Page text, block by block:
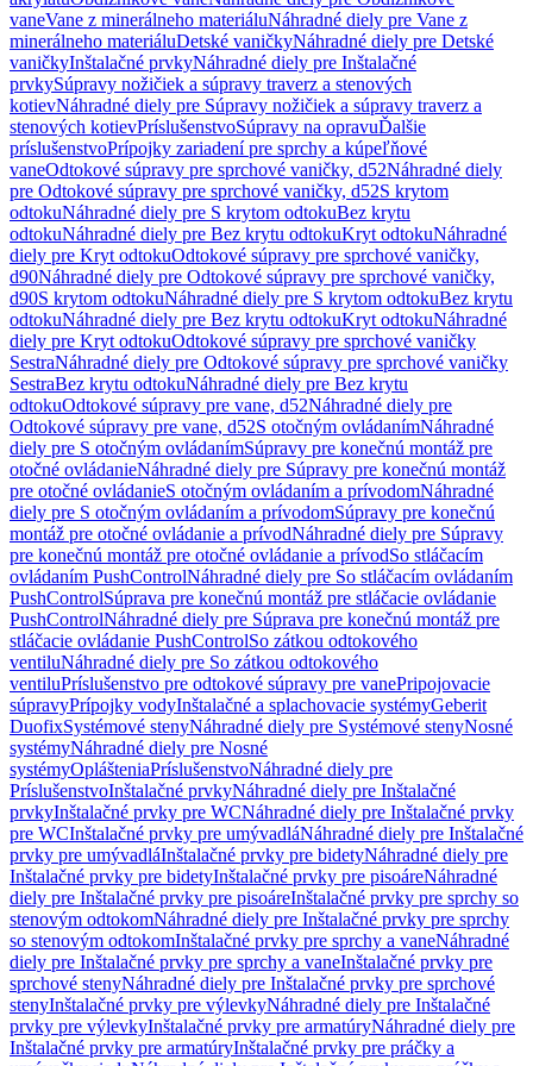
vaneVane z minerálneho materiáluNáhradné diely pre Vane z
minerálneho materiáluDetské vaničkyNáhradné diely pre Detské
vaničkyInštalačné prvkyNáhradné diely pre Inštalačné
prvkySúpravy nožičiek a súpravy traverz a stenových
kotievNáhradné diely pre Súpravy nožičiek a súpravy traverz a
stenových kotievPríslušenstvoSúpravy na opravuĎalšie
príslušenstvoPrípojky zariadení pre sprchy a kúpeľňové
vaneOdtokové súpravy pre sprchové vaničky, d52Náhradné diely
pre Odtokové súpravy pre sprchové vaničky, d52S krytom
odtokuNáhradné diely pre S krytom odtokuBez krytu
odtokuNáhradné diely pre Bez krytu odtokuKryt odtokuNáhradné
diely pre Kryt odtokuOdtokové súpravy pre sprchové vaničky,
d90Náhradné diely pre Odtokové súpravy pre sprchové vaničky,
d90S krytom odtokuNáhradné diely pre S krytom odtokuBez krytu
odtokuNáhradné diely pre Bez krytu odtokuKryt odtokuNáhradné
diely pre Kryt odtokuOdtokové súpravy pre sprchové vaničky
SestraNáhradné diely pre Odtokové súpravy pre sprchové vaničky
SestraBez krytu odtokuNáhradné diely pre Bez krytu
odtokuOdtokové súpravy pre vane, d52Náhradné diely pre
Odtokové súpravy pre vane, d52S otočným ovládanímNáhradné
diely pre S otočným ovládanímSúpravy pre konečnú montáž pre
otočné ovládanieNáhradné diely pre Súpravy pre konečnú montáž
pre otočné ovládanieS otočným ovládaním a prívodomNáhradné
diely pre S otočným ovládaním a prívodomSúpravy pre konečnú
montáž pre otočné ovládanie a prívodNáhradné diely pre Súpravy
pre konečnú montáž pre otočné ovládanie a prívodSo stláčacím
ovládaním PushControlNáhradné diely pre So stláčacím ovládaním
PushControlSúprava pre konečnú montáž pre stláčacie ovládanie
PushControlNáhradné diely pre Súprava pre konečnú montáž pre
stláčacie ovládanie PushControlSo zátkou odtokového
ventiluNáhradné diely pre So zátkou odtokového
ventiluPríslušenstvo pre odtokové súpravy pre vanePripojovacie
súpravyPrípojky vodyInštalačné a splachovacie systémyGeberit
DuofixSystémové stenyNáhradné diely pre Systémové stenyNosné
systémyNáhradné diely pre Nosné
systémyOplášteniaPríslušenstvoNáhradné diely pre
PríslušenstvoInštalačné prvkyNáhradné diely pre Inštalačné
prvkyInštalačné prvky pre WCNáhradné diely pre Inštalačné prvky
pre WCInštalačné prvky pre umývadláNáhradné diely pre Inštalačné
prvky pre umývadláInštalačné prvky pre bidetyNáhradné diely pre
Inštalačné prvky pre bidetyInštalačné prvky pre pisoáreNáhradné
diely pre Inštalačné prvky pre pisoáreInštalačné prvky pre sprchy so
stenovým odtokomNáhradné diely pre Inštalačné prvky pre sprchy
so stenovým odtokomInštalačné prvky pre sprchy a vaneNáhradné
diely pre Inštalačné prvky pre sprchy a vaneInštalačné prvky pre
sprchové stenyNáhradné diely pre Inštalačné prvky pre sprchové
stenyInštalačné prvky pre výlevkyNáhradné diely pre Inštalačné
prvky pre výlevkyInštalačné prvky pre armatúryNáhradné diely pre
Inštalačné prvky pre armatúryInštalačné prvky pre práčky a